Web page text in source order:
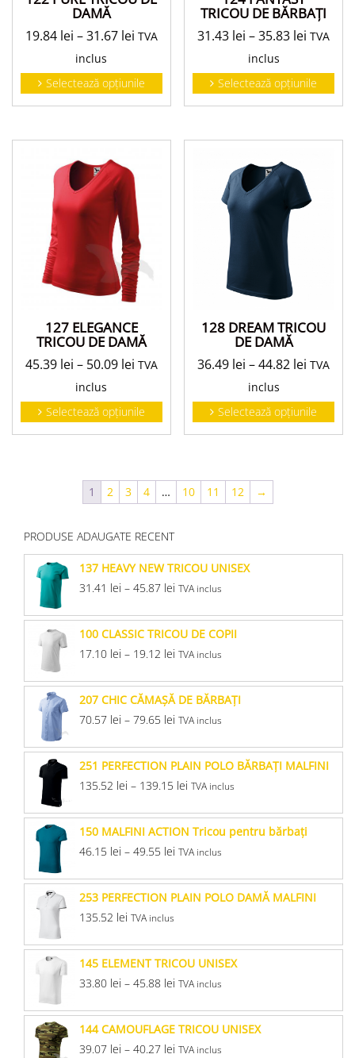
DAMĂ
19.84 lei –31.67 lei TVA
inclus
Selectează opțiunile
TRICOU DE BĂRBAŢI
31.43 lei –35.83 lei TVA
inclus
Selectează opțiunile
127 ELEGANCE
TRICOU DE DAMĂ
45.39 lei – 50.09 lei TVA
inclus
Selectează opțiunile
128 DREAM TRICOU
DE DAMĂ
36.49 lei –44.82 lei TVA
inclus
Selectează opțiunile
1 2 3 4 … 10 11 12 →
PRODUSE ADAUGATE RECENT
137 HEAVY NEW TRICOU UNISEX
31.41 lei – 45.87 lei TVA inclus
100 CLASSIC TRICOU DE COPII
17.10 lei – 19.12 lei TVA inclus
207 CHIC CĂMAŞĂ DE BĂRBAŢI
70.57 lei – 79.65 lei TVA inclus
251 PERFECTION PLAIN POLO BĂRBAŢI MALFINI
135.52 lei – 139.15 lei TVA inclus
150 MALFINI ACTION Tricou pentru bărbaţi
46.15 lei – 49.55 lei TVA inclus
253 PERFECTION PLAIN POLO DAMĂ MALFINI
135.52 lei TVA inclus
145 ELEMENT TRICOU UNISEX
33.80 lei – 45.88 lei TVA inclus
144 CAMOUFLAGE TRICOU UNISEX
39.07 lei – 40.27 lei TVA inclus